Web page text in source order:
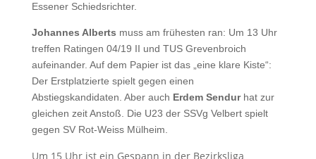
Essener Schiedsrichter.
Johannes Alberts muss am frühesten ran: Um 13 Uhr
treffen Ratingen 04/19 II und TUS Grevenbroich
aufeinander. Auf dem Papier ist das „eine klare Kiste“:
Der Erstplatzierte spielt gegen einen
Abstiegskandidaten. Aber auch Erdem Sendurhat zur
gleichen zeit Anstoß. Die U23 der SSVg Velbert spielt
gegen SV Rot-Weiss Mülheim.
Um 15 Uhr ist ein Gespann in der Bezirksliga